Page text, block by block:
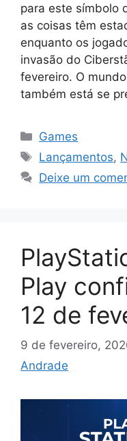
para este símbolo
as coisas têm
enquanto os
invasão do
fevereiro. O
também está se
Categorias
Games
Tags
Lançamentos,
Deixe um
Play
12 de
9 de fevereiro,
Andrade